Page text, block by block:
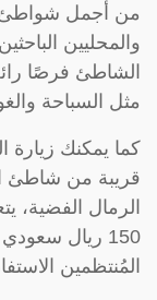
من أجمل شواطئ
والمحليين
الشاطئ فرصًا
مثل السباحة
كما يمكنك زيارة
قريبة من شاطئ
الرمال الفضية،
150 ريال
المُنتظمين